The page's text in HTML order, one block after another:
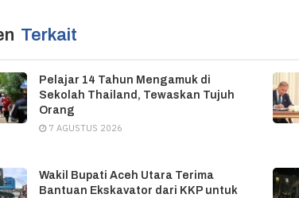
Terkait
Pelajar 14 Tahun Mengamuk di
Sekolah Thailand, Tewaskan Tujuh
Orang
7 AGUSTUS 2026
Wakil Bupati Aceh Utara Terima
Bantuan Ekskavator dari KKP untuk